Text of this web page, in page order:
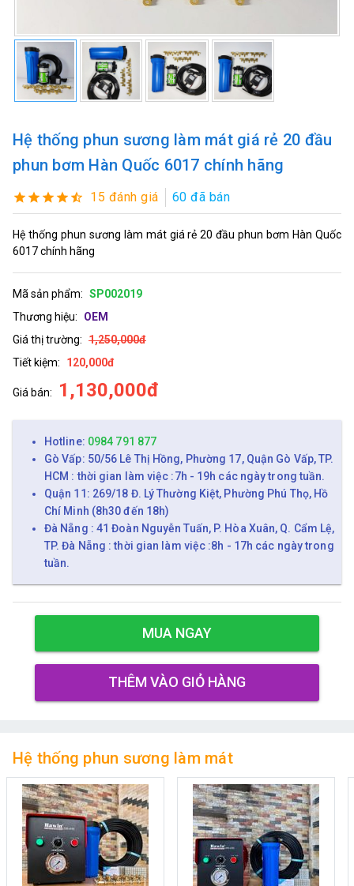
Hệ thống phun sương làm mát giá rẻ 20 đầu
phun bơm Hàn Quốc 6017 chính hãng
15 đánh giá 60 đã bán
Hệ thống phun sương làm mát giá rẻ 20 đầu phun bơm Hàn Quốc
6017 chính hãng
Mã sản phẩm: SP002019
Thương hiệu:
OEM
Giá thị trường: 1,250,000đ
Tiết kiệm:
120,000đ
Giá bán: 1,130,000đ
Hotline: 0984 791 877
Gò Vấp: 50/56 Lê Thị Hồng, Phường 17, Quận Gò Vấp, TP.
HCM : thời gian làm việc :7h - 19h các ngày trong tuần.
Quận 11: 269/18 Đ. Lý Thường Kiệt, Phường Phú Thọ, Hồ
Chí Minh (8h30 đến 18h)
Đà Nẵng : 41 Đoàn Nguyễn Tuấn, P. Hòa Xuân, Q. Cẩm Lệ,
TP. Đà Nẵng : thời gian làm việc :8h - 17h các ngày trong
tuần.
MUA NGAY
THÊM VÀO GIỎ HÀNG
Hệ thống phun sương làm mát